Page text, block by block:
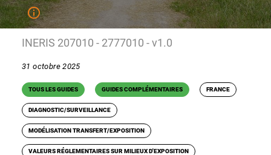
INERIS 207010 - 2777010 - v1.0
31 octobre 2025
TOUS LES GUIDES GUIDES COMPLÉMENTAIRES FRANCE
DIAGNOSTIC/SURVEILLANCE
MODÉLISATION TRANSFERT/EXPOSITION
VALEURS RÉGLEMENTAIRES SUR MILIEUX D'EXPOSITION